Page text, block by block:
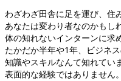
わざわざ田舎に足を運び、住
あなたは変わり者なのかもし
体の知れないインターンに求
たかだか半年や1年、ビジネ
知識やスキルなんて知れてい
表面的な経験ではありません。